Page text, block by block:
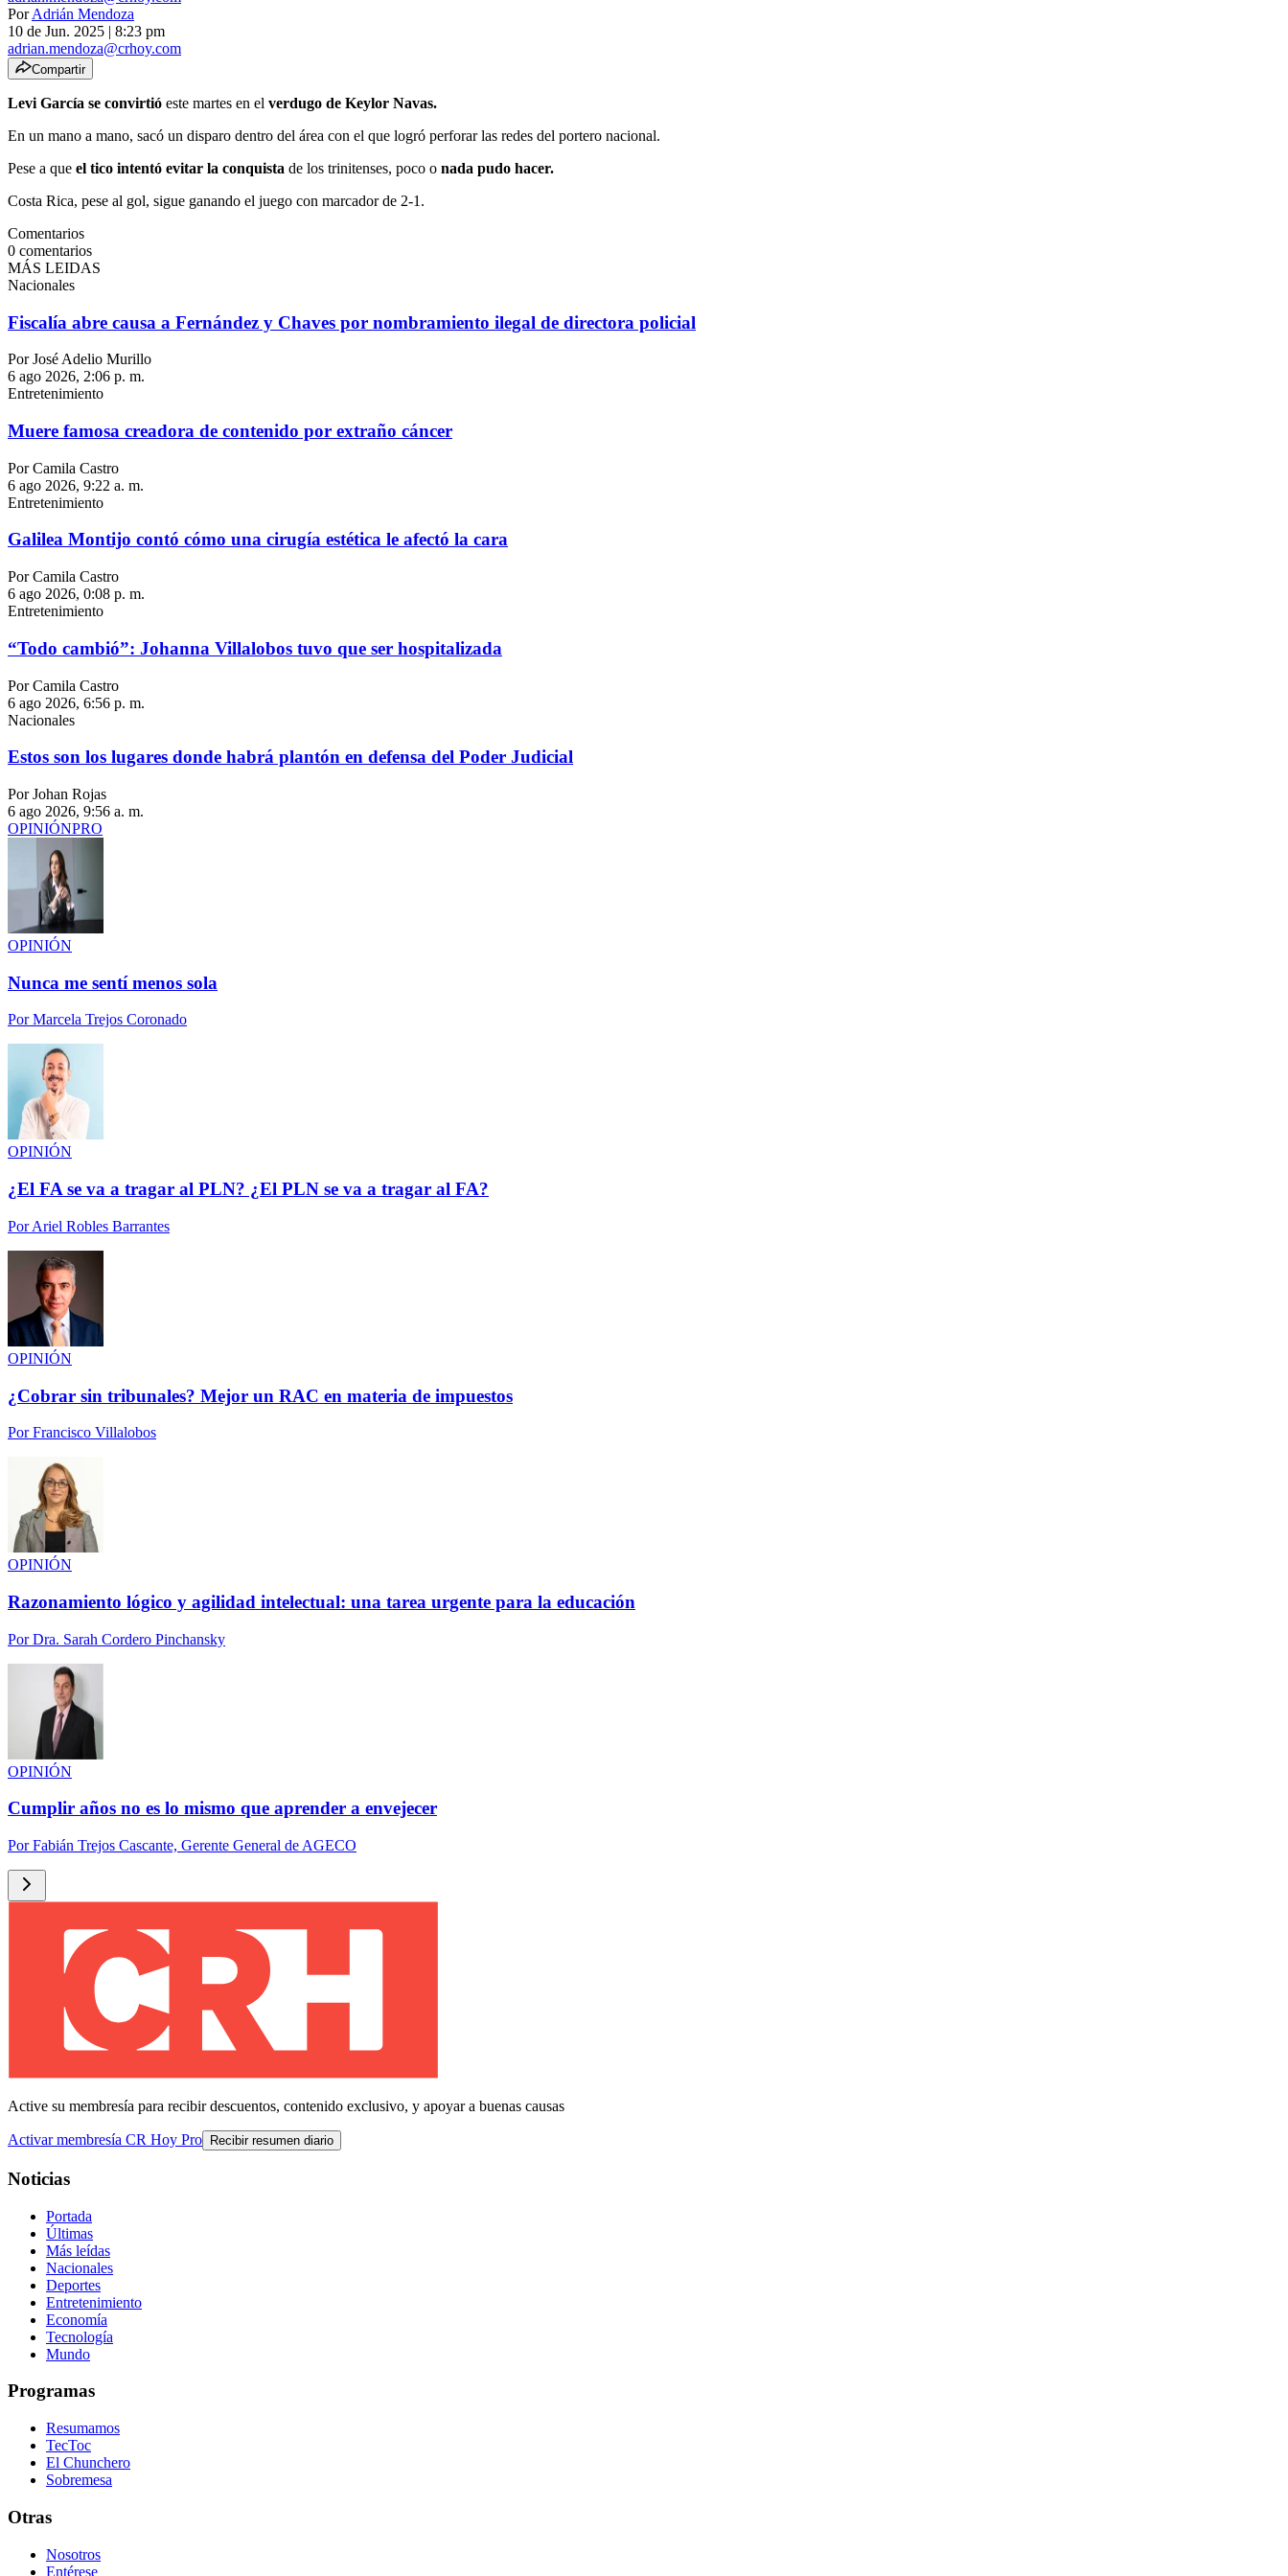
PorAdrián Mendoza
10 de Jun. 2025 | 8:23 pm
adrian.mendoza@crhoy.com
Compartir
Levi García se convirtió este martes en el verdugo de Keylor Navas.
En un mano a mano, sacó un disparo dentro del área con el que logró perforar las redes del portero nacional.
Pese a que el tico intentó evitar la conquista de los trinitenses, poco o nada pudo hacer.
Costa Rica, pese al gol, sigue ganando el juego con marcador de 2-1.
Comentarios
0 comentarios
MÁS LEIDAS
Nacionales
Fiscalía abre causa a Fernández y Chaves por nombramiento ilegal de directora policial
Por José Adelio Murillo
6 ago 2026, 2:06 p. m.
Entretenimiento
Muere famosa creadora de contenido por extraño cáncer
Por Camila Castro
6 ago 2026, 9:22 a. m.
Entretenimiento
Galilea Montijo contó cómo una cirugía estética le afectó la cara
Por Camila Castro
6 ago 2026, 0:08 p. m.
Entretenimiento
“Todo cambió”: Johanna Villalobos tuvo que ser hospitalizada
Por Camila Castro
6 ago 2026, 6:56 p. m.
Nacionales
Estos son los lugares donde habrá plantón en defensa del Poder Judicial
Por Johan Rojas
6 ago 2026, 9:56 a. m.
OPINIÓNPRO
OPINIÓN
Nunca me sentí menos sola
PorMarcela Trejos Coronado
OPINIÓN
¿El FA se va a tragar al PLN? ¿El PLN se va a tragar al FA?
PorAriel Robles Barrantes
OPINIÓN
¿Cobrar sin tribunales? Mejor un RAC en materia de impuestos
PorFrancisco Villalobos
OPINIÓN
Razonamiento lógico y agilidad intelectual: una tarea urgente para la educación
PorDra. Sarah Cordero Pinchansky
OPINIÓN
Cumplir años no es lo mismo que aprender a envejecer
PorFabián Trejos Cascante, Gerente General de AGECO
Active su membresía para recibir descuentos, contenido exclusivo, y apoyar a buenas causas
Activar membresía CR Hoy Pro Recibir resumen diario
Noticias
Portada
Últimas
Más leídas
Nacionales
Deportes
Entretenimiento
Economía
Tecnología
Mundo
Programas
Resumamos
TecToc
El Chunchero
Sobremesa
Otras
Nosotros
Entérese